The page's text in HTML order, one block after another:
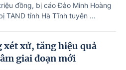
đồng, bị cáo Đào Minh Hoàng
TAND tỉnh Hà Tĩnh tuyên ...
xét xử, tăng hiệu quả
giai đoạn mới